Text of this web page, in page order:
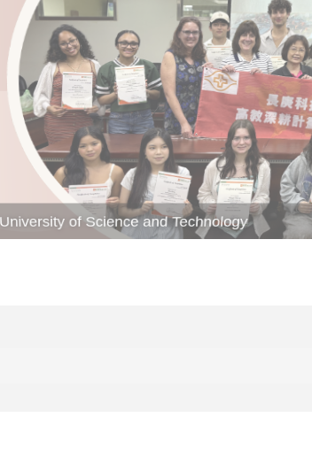
of Science and Technology